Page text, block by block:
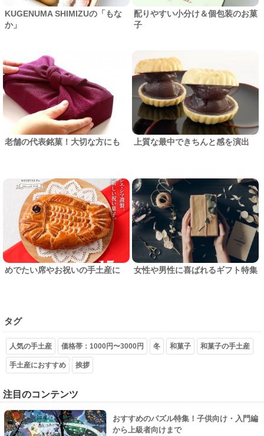
KUGENUMA SHIMIZUの「もな
か」
配りやすい小分け＆個包装のお菓
子
老舗の代表銘菓！大切な方にも 上質な最中できちんと感を演出
めでたい席やお祝いの手土産に 女性や男性に喜ばれるギフト特集
タグ
人気の手土産 価格帯：1000円〜3000円 冬 和菓子 和菓子の手土産
手土産におすすめ 挨拶
注目のコンテンツ
おすすめのパズル特集！子供向け・入門編
から上級者向けまで